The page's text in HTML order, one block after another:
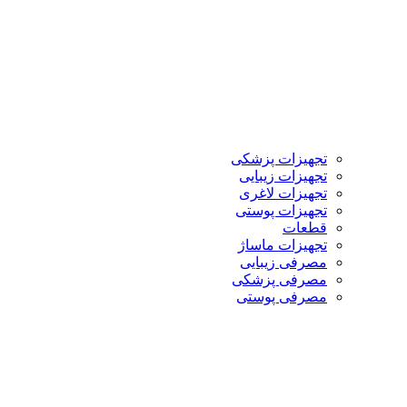
تجهیزات پزشکی
تجهیزات زیبایی
تجهیزات لاغری
تجهیزات پوستی
قطعات
تجهیزات ماساژ
مصرفی زیبایی
مصرفی پزشکی
مصرفی پوستی